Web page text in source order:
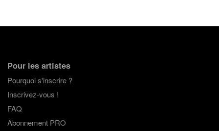
Pour les artistes
Pourquoi s'inscrire ?
Inscrivez-vous !
FAQ
Abonnement PRO